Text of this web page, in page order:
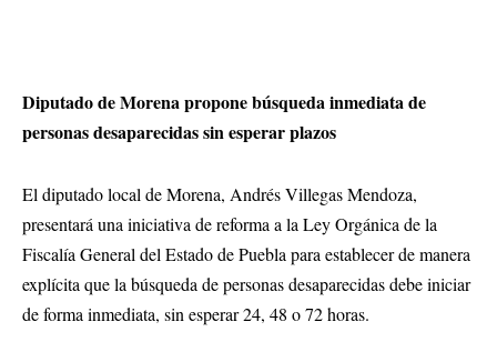
Diputado de Morena propone búsqueda inmediata de
personas desaparecidas sin esperar plazos
El diputado local de Morena, Andrés Villegas Mendoza,
presentará una iniciativa de reforma a la Ley Orgánica de la
Fiscalía General del Estado de Puebla para establecer de manera
explícita que la búsqueda de personas desaparecidas debe iniciar
de forma inmediata, sin esperar 24, 48 o 72 horas.